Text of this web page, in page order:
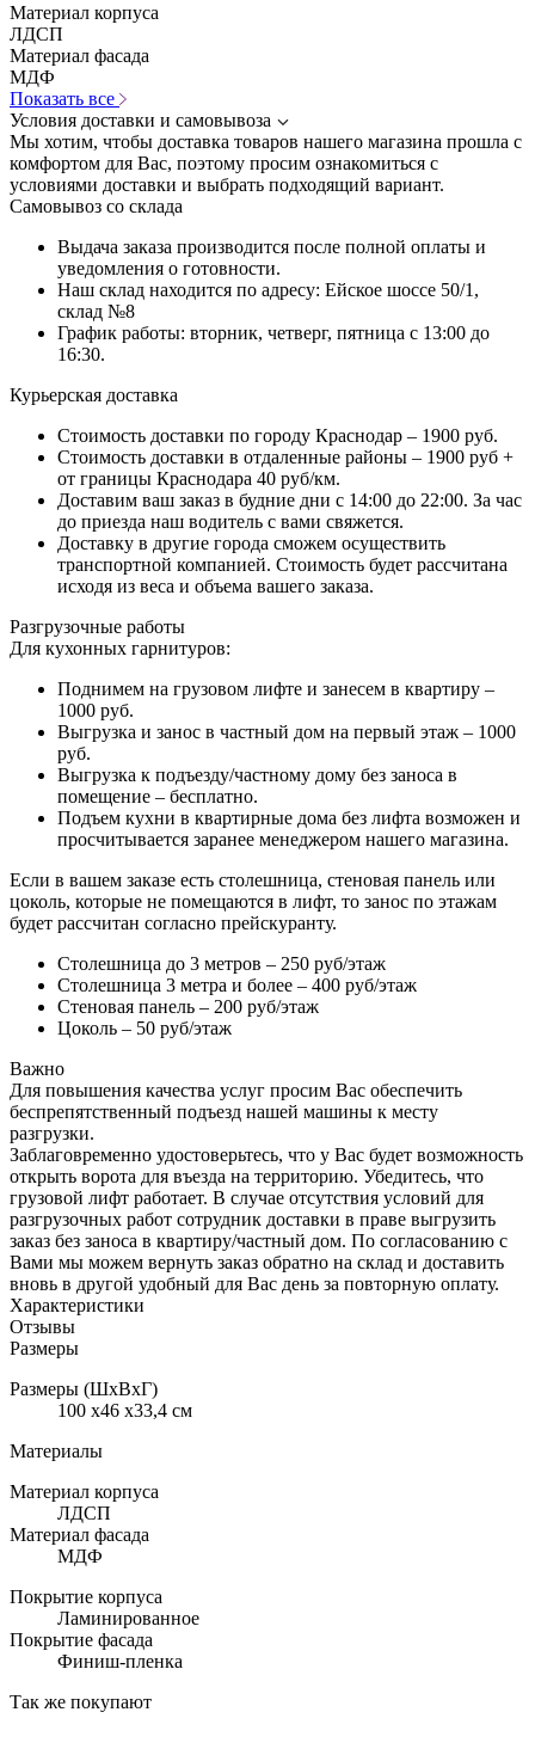
Материал корпуса
ЛДСП
Материал фасада
МДФ
Показать все
Условия доставки и самовывоза
Мы хотим, чтобы доставка товаров нашего магазина прошла с
комфортом для Вас, поэтому просим ознакомиться с
условиями доставки и выбрать подходящий вариант.
Самовывоз со склада
Выдача заказа производится после полной оплаты и
уведомления о готовности.
Наш склад находится по адресу: Ейское шоссе 50/1,
склад №8
График работы: вторник, четверг, пятница с 13:00 до
16:30.
Курьерская доставка
Стоимость доставки по городу Краснодар – 1900 руб.
Стоимость доставки в отдаленные районы – 1900 руб +
от границы Краснодара 40 руб/км.
Доставим ваш заказ в будние дни с 14:00 до 22:00. За час
до приезда наш водитель с вами свяжется.
Доставку в другие города сможем осуществить
транспортной компанией. Стоимость будет рассчитана
исходя из веса и объема вашего заказа.
Разгрузочные работы
Для кухонных гарнитуров:
Поднимем на грузовом лифте и занесем в квартиру –
1000 руб.
Выгрузка и занос в частный дом на первый этаж – 1000
руб.
Выгрузка к подъезду/частному дому без заноса в
помещение – бесплатно.
Подъем кухни в квартирные дома без лифта возможен и
просчитывается заранее менеджером нашего магазина.
Если в вашем заказе есть столешница, стеновая панель или
цоколь, которые не помещаются в лифт, то занос по этажам
будет рассчитан согласно прейскуранту.
Столешница до 3 метров – 250 руб/этаж
Столешница 3 метра и более – 400 руб/этаж
Стеновая панель – 200 руб/этаж
Цоколь – 50 руб/этаж
Важно
Для повышения качества услуг просим Вас обеспечить
беспрепятственный подъезд нашей машины к месту
разгрузки.
Заблаговременно удостоверьтесь, что у Вас будет возможность
открыть ворота для въезда на территорию. Убедитесь, что
грузовой лифт работает. В случае отсутствия условий для
разгрузочных работ сотрудник доставки в праве выгрузить
заказ без заноса в квартиру/частный дом. По согласованию с
Вами мы можем вернуть заказ обратно на склад и доставить
вновь в другой удобный для Вас день за повторную оплату.
Характеристики
Отзывы
Размеры
Размеры (ШхВхГ)
100 x46 x33,4 см
Материалы
Материал корпуса
ЛДСП
Материал фасада
МДФ
Покрытие корпуса
Ламинированное
Покрытие фасада
Финиш-пленка
Так же покупают